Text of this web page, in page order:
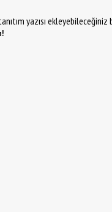
yazısı